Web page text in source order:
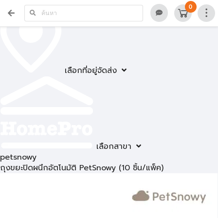
เลือกที่อยู่จัดส่ง
เลือกสาขา
0
petsnowy
ถุงขยะปิดผนึกอัตโนมัติ PetSnowy (10 ชิ้น/แพ็ค)